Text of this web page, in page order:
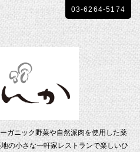
ガニック野菜や自然派肉を使用した薬
の小さな一軒家レストランで楽しいひ
03-6264-5174